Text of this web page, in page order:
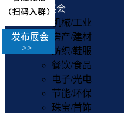
国外展会
机械/工业
房产/建材
纺织/鞋服
餐饮/食品
电子/光电
节能/环保
珠宝/首饰
发布展会
>>